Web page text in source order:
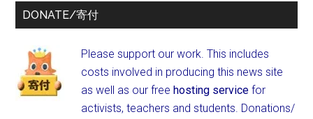
DONATE/寄付
Please support our work. This includes
costs involved in producing this news site
as well as our freehosting service for
activists, teachers and students. Donations/